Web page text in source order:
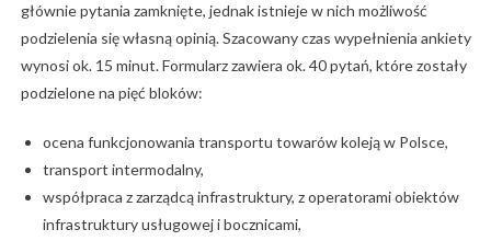
głównie pytania zamknięte, jednak istnieje w nich możliwość
podzielenia się własną opinią. Szacowany czas wypełnienia ankiety
wynosi ok. 15 minut. Formularz zawiera ok. 40 pytań, które zostały
podzielone na pięć bloków:
ocena funkcjonowania transportu towarów koleją w Polsce,
transport intermodalny,
współpraca z zarządcą infrastruktury, z operatorami obiektów
infrastruktury usługowej i bocznicami,